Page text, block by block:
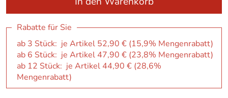
Rabatte für Sie
ab 3 Stück: je Artikel 52,90 € (15,9% Mengenrabatt)
ab 6 Stück: je Artikel 47,90 € (23,8% Mengenrabatt)
ab 12 Stück: je Artikel 44,90 € (28,6%
Mengenrabatt)